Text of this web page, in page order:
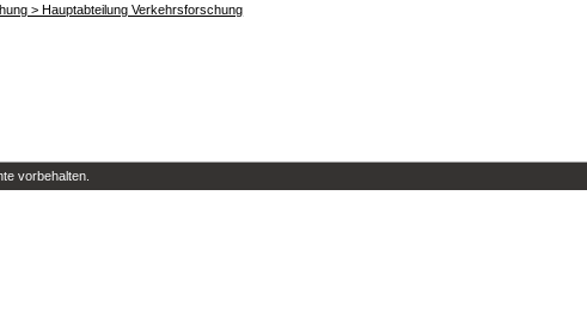
> Hauptabteilung Verkehrsforschung
vorbehalten.